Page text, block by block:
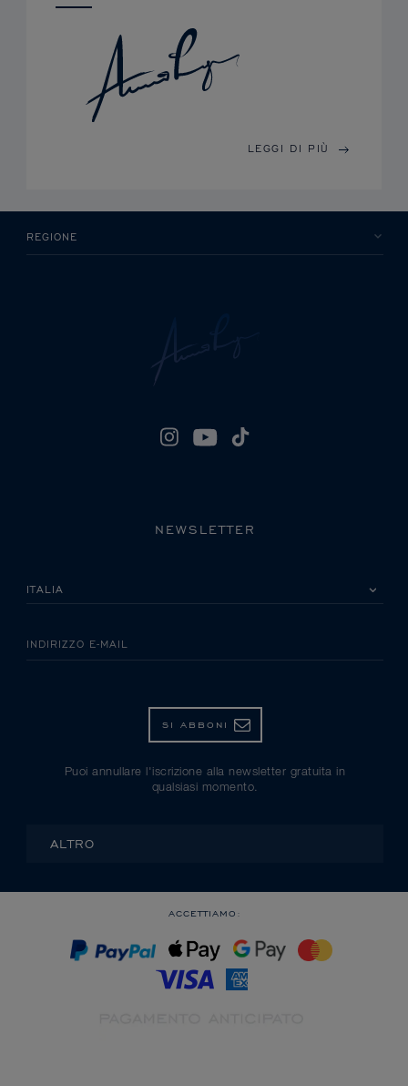
LEGGI DI PIÙ
REGIONE
NEWSLETTER
INDIRIZZO E-MAIL
SI ABBONI
Puoi annullare l'iscrizione alla newsletter gratuita in
qualsiasi momento.
ALTRO
ACCETTIAMO: